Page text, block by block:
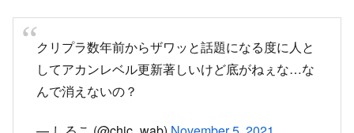
クリプラ数年前からザワッと話題になる度に人と
してアカンレベル更新著しいけど底がねぇな…な
んで消えないの？
— しるこ (@chic_wab) November 5, 2021